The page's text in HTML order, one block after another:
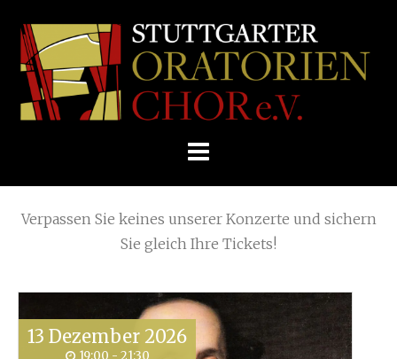
Skip
E.V.
Home Posts taggedMozartsaal Liederhalle
Verpassen Sie keines unserer Konzerte und sichern
Sie gleich Ihre Tickets!
13 Dezember 2026
19:00 - 21:30